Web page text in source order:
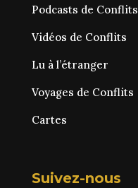
Podcasts de Conflits
Vidéos de Conflits
Lu à l’étranger
Voyages de Conflits
Cartes
Suivez-nous